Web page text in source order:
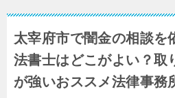
太宰府市で闇金の相談を
法書士はどこがよい？取
が強いおススメ法律事務